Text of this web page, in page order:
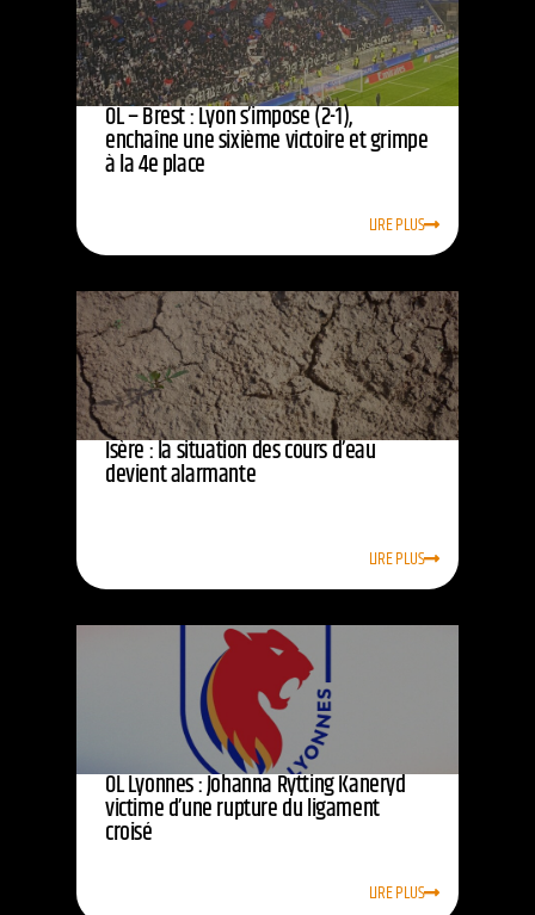
OL – Brest : Lyon s’impose (2-1),
enchaîne une sixième victoire et grimpe
à la 4e place
LIRE PLUS
Isère : la situation des cours d’eau
devient alarmante
LIRE PLUS
OL Lyonnes : Johanna Rytting Kaneryd
victime d’une rupture du ligament
croisé
LIRE PLUS